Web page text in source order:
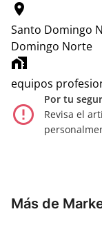
location_on
Santo Domingo
Domingo Norte
home_work
equipos
error_outline
Por tu
Revisa el
Más de